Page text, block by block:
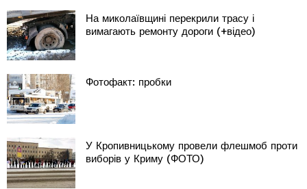
На миколаївщині перекрили трасу і
вимагають ремонту дороги (+відео)
Фотофакт: пробки
У Кропивницькому провели флешмоб проти
виборів у Криму (ФОТО)